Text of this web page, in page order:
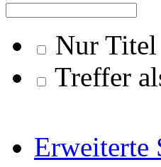
Nur Titel
Treffer
Erweiterte